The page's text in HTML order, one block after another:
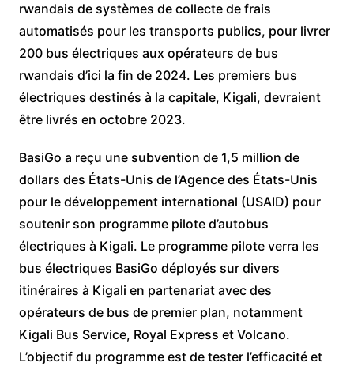
rwandais de systèmes de collecte de frais
automatisés pour les transports publics, pour livrer
200 bus électriques aux opérateurs de bus
rwandais d’ici la fin de 2024. Les premiers bus
électriques destinés à la capitale, Kigali, devraient
être livrés en octobre 2023.
BasiGo a reçu une subvention de 1,5 million de
dollars des États-Unis de l’Agence des États-Unis
pour le développement international (USAID) pour
soutenir son programme pilote d’autobus
électriques à Kigali. Le programme pilote verra les
bus électriques BasiGo déployés sur divers
itinéraires à Kigali en partenariat avec des
opérateurs de bus de premier plan, notamment
Kigali Bus Service, Royal Express et Volcano.
L’objectif du programme est de tester l’efficacité et